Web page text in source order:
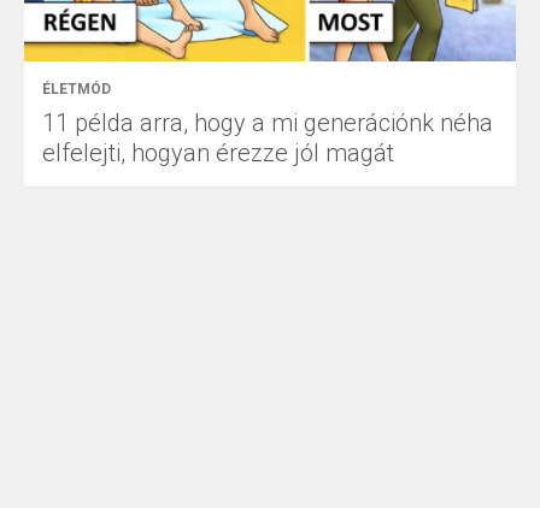
ÉLETMÓD
11 példa arra, hogy a mi generációnk néha
elfelejti, hogyan érezze jól magát